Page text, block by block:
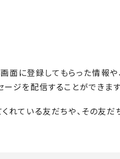
に登録してもらった情報や
ジを配信することができます
れている友だちや、その友